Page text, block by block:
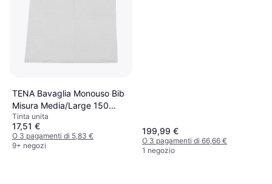
TENA Bavaglia Monouso Bib
Misura Media/Large 150
Pezzi
Tinta unita
17,51 €
O 3 pagamenti di 5,83 €
9+ negozi
199,99 €
O 3 pagamenti di 66,66 €
1 negozio